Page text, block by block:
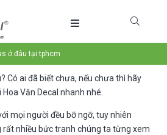
ở đâu tại tphcm
Có ai đã biết chưa, nếu chưa thì hãy
Văn Decal nhanh nhé.
mọi người đều bỡ ngỡ, tuy nhiên
rất nhiều bức tranh chúng ta từng xem